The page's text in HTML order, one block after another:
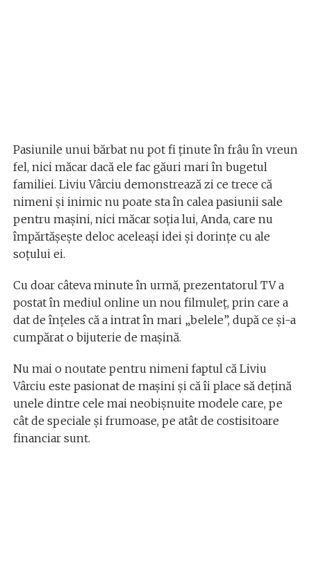
Pasiunile unui bărbat nu pot fi ținute în frâu în vreun
fel, nici măcar dacă ele fac găuri mari în bugetul
familiei. Liviu Vârciu demonstrează zi ce trece că
nimeni și inimic nu poate sta în calea pasiunii sale
pentru mașini, nici măcar soția lui, Anda, care nu
împărtășește deloc aceleași idei și dorințe cu ale
soțului ei.
Cu doar câteva minute în urmă, prezentatorul TV a
postat în mediul online un nou filmuleț, prin care a
dat de înțeles că a intrat în mari „belele”, după ce și-a
cumpărat o bijuterie de mașină.
Nu mai o noutate pentru nimeni faptul că Liviu
Vârciu este pasionat de mașini și că îi place să dețină
unele dintre cele mai neobișnuite modele care, pe
cât de speciale și frumoase, pe atât de costisitoare
financiar sunt.